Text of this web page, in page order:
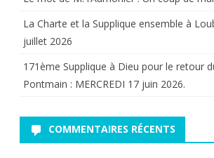
La Charte et la Supplique ensemble à
juillet 2026
171ème Supplique à Dieu pour le retour
Pontmain : MERCREDI 17 juin 2026.
COMMENTAIRES RÉCENTS